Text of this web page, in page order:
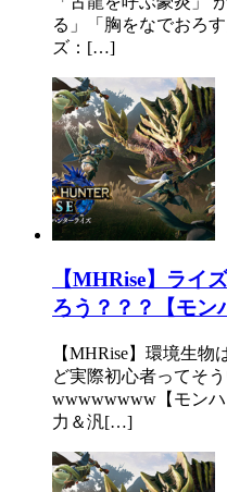
る」「胸をなでおろ
ズ：[…]
【MHRise】ライ
ろう？？？【モン
【MHRise】環境生
ど実際初心者ってそ
wwwwwwww【モン
力＆汎[…]